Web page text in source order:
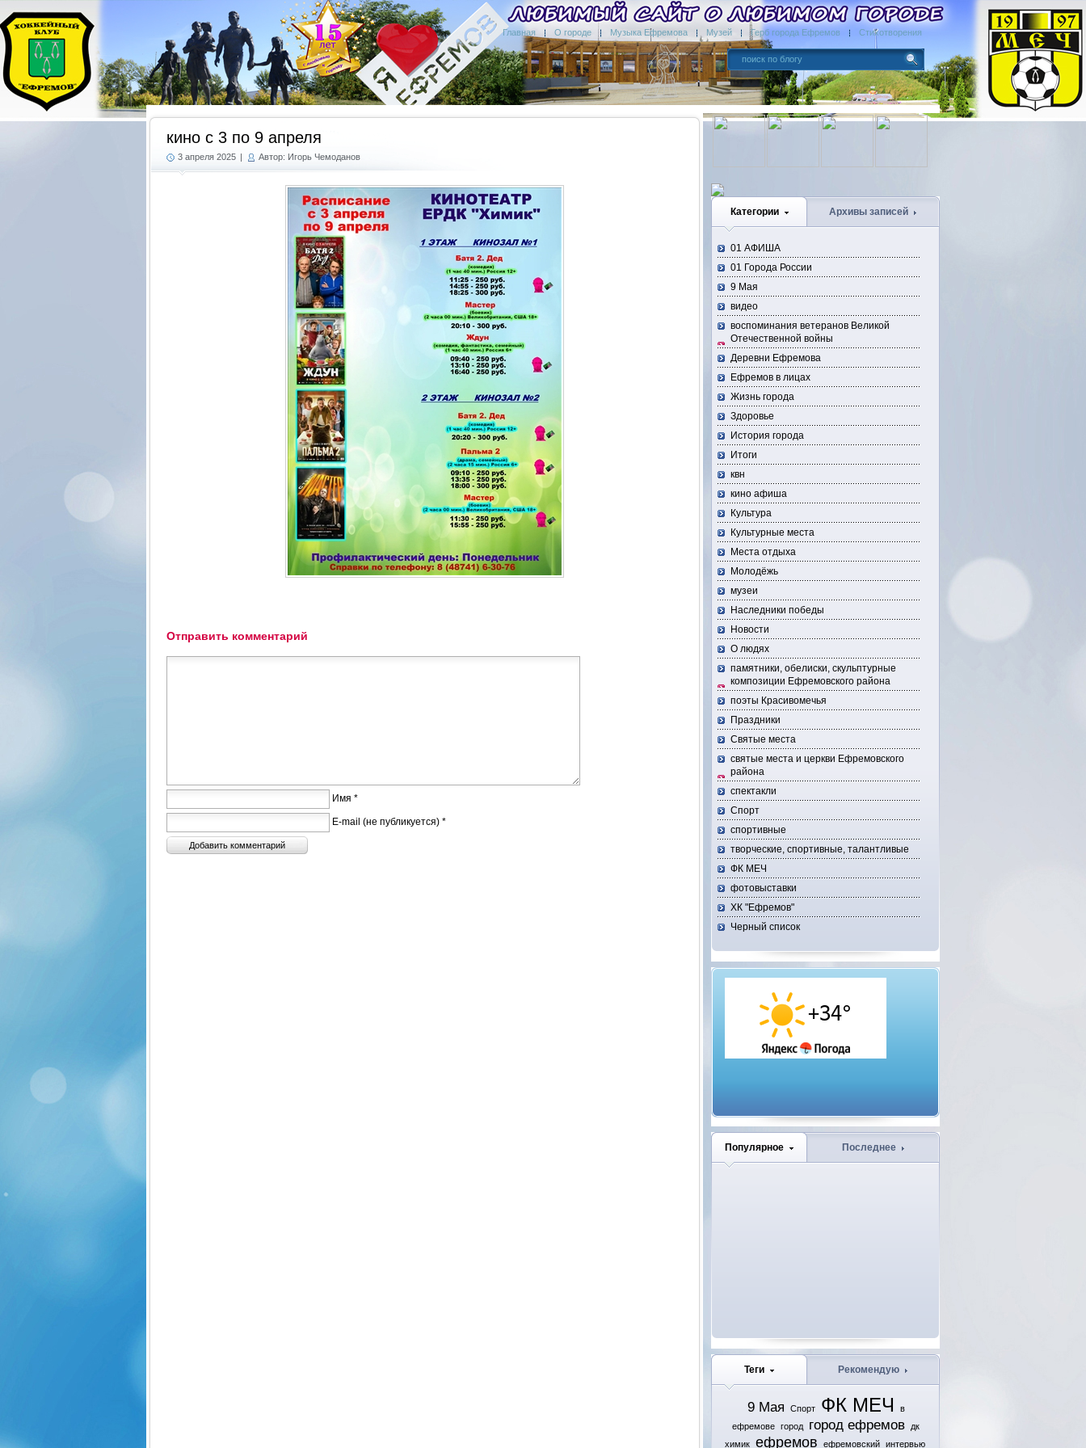
Главная О городе Музыка Ефремова Музей Герб города Ефремов Стихотворения
кино с 3 по 9 апреля
3 апреля 2025 | Автор: Игорь Чемоданов
Отправить комментарий
Имя *
E-mail (не публикуется) *
Категории Архивы записей
01 АФИША
01 Города России
9 Мая
видео
воспоминания ветеранов Великой
Отечественной войны
Деревни Ефремова
Ефремов в лицах
Жизнь города
Здоровье
История города
Итоги
квн
кино афиша
Культура
Культурные места
Места отдыха
Молодёжь
музеи
Наследники победы
Новости
О людях
памятники, обелиски, скульптурные
композиции Ефремовского района
поэты Красивомечья
Праздники
Святые места
святые места и церкви Ефремовского
района
спектакли
Спорт
спортивные
творческие, спортивные, талантливые
ФК МЕЧ
фотовыставки
ХК "Ефремов"
Черный список
Популярное Последнее
Теги Рекомендую
9 Мая Спорт ФК МЕЧ
в
ефремове
город город ефремов
дк
химик
ефремов ефремовский интервью